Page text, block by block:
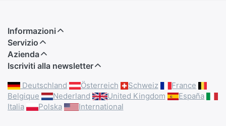
Informazioni
Servizio
Azienda
Iscriviti alla newsletter
Deutschland Österreich Schweiz
France
Belgique
Nederland United Kingdom
España
Italia
Polska International